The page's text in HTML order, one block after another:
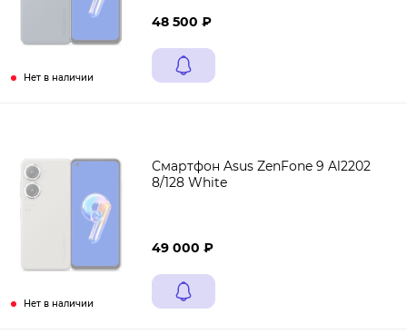
Нет в наличии
48 500 ₽
Нет в наличии
Смартфон Asus ZenFone 9 Al2202
8/128 White
49 000 ₽